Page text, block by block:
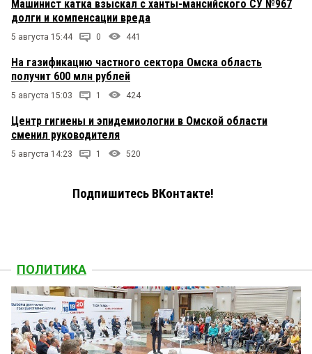
Машинист катка взыскал с ханты-мансийского СУ №967
долги и компенсации вреда
5 августа 15:44 0 441
На газификацию частного сектора Омска область
получит 600 млн рублей
5 августа 15:03 1 424
Центр гигиены и эпидемиологии в Омской области
сменил руководителя
5 августа 14:23 1 520
Подпишитесь ВКонтакте!
ПОЛИТИКА